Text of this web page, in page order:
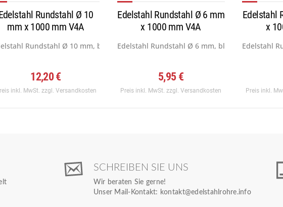
h9,...
Rundstahl Ø 10
mm x 1000 mm V4A
Rundstahl Ø 10 mm, blank gezogen h9,...
12,20 €
inkl. MwSt. zzgl. Versandkosten
Edelstahl Rundstahl Ø 6 mm
x 1000 mm V4A
Edelstahl Rundstahl Ø 6 mm, blank gezogen
5,95 €
Preis inkl. MwSt.zzgl. Versandkosten
Edelstahl
x
Edelstahl
Preis inkl.
SCHREIBEN SIE UNS
Wir beraten Sie gerne!
Unser Mail-Kontakt: kontakt@edelstahlrohre.info